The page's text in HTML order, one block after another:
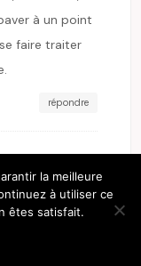
à un point
faire traiter
répondre
la meilleure
à utiliser ce
êtes satisfait.